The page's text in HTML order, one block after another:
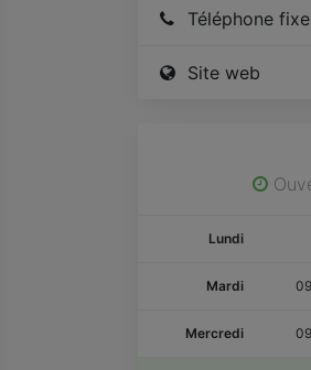
Téléphone fixe
Site web
Lundi
Mardi
Mercredi